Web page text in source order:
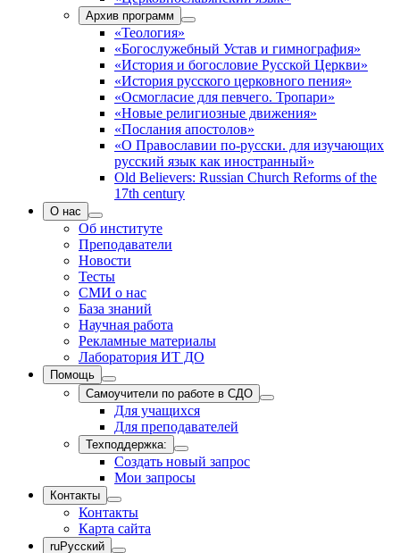
Архив программ
«Теология»
«Богослужебный Устав и гимнография»
«История и богословие Русской Церкви»
«История русского церковного пения»
«Осмогласие для певчего. Тропари»
«Новые религиозные движения»
«Послания апостолов»
«О Православии по-русски. для изучающих
русский язык как иностранный»
Old Believers: Russian Church Reforms of the
17th century
О нас
Об институте
Преподаватели
Новости
Тесты
СМИ о нас
База знаний
Научная работа
Рекламные материалы
Лаборатория ИТ ДО
Помощь
Самоучители по работе в СДО
Для учащихся
Для преподавателей
Техподдержка:
Создать новый запрос
Мои запросы
Контакты
Контакты
Карта сайта
ruРусский